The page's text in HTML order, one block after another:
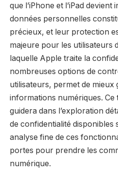
que l’iPhone et l’iPad
données personnelles
précieux, et leur protection
majeure pour les utilisateurs
laquelle Apple traite la
nombreuses options de
utilisateurs, permet de mieux
informations numériques.
guidera dans l’exploration
de confidentialité disponibles
analyse fine de ces
portes pour prendre les
numérique.